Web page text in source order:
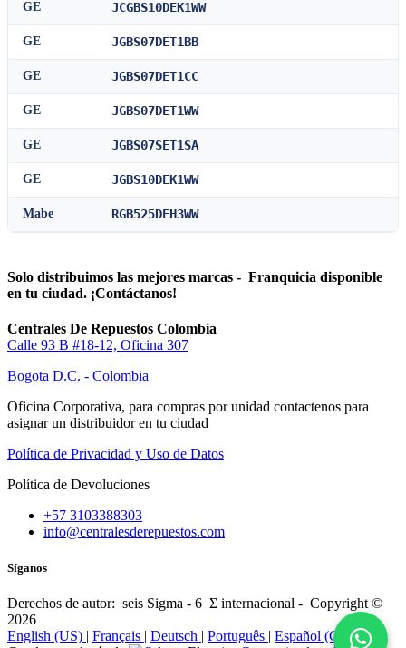
GE JCGBS10DEK1WW
GE JGBS07DET1BB
GE JGBS07DET1CC
GE JGBS07DET1WW
GE JGBS07SET1SA
GE JGBS10DEK1WW
Mabe RGB525DEH3WW
Solo distribuimos las mejores marcas - Franquicia disponible
en tu ciudad. ¡Contáctanos!
Centrales De Repuestos Colombia
Calle 93 B #18-12, Oficina 307
Bogota D.C. - Colombia
Oficina Corporativa, para compras por unidad contactenos para
asignar un distribuidor en tu ciudad
Política de Privacidad y Uso de Datos
Política de Devoluciones
+57 3103388303
info@centralesderepuestos.com
Síganos
Derechos de autor: seis Sigma - 6 Σ internacional - Copyright ©
2026
English (US) | Français | Deutsch | Português | Español (CO)